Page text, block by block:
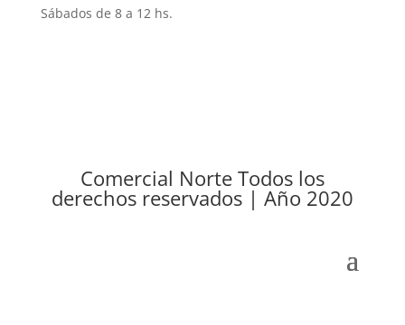
Sábados de 8 a 12 hs.
Comercial Norte Todos los
derechos reservados | Año 2020